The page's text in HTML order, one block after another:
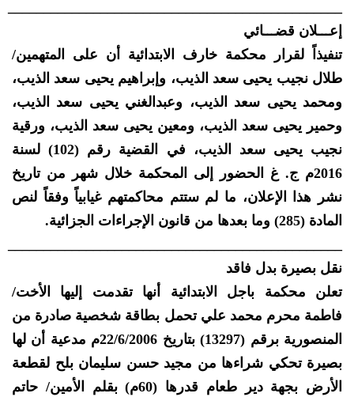
إعـــلان قضـــائي
تنفيذاً لقرار محكمة خارف الابتدائية أن على المتهمين/
طلال نجيب يحيى سعد الذيب، وإبراهيم يحيى سعد الذيب،
ومحمد يحيى سعد الذيب، وعبدالغني يحيى سعد الذيب،
وحمير يحيى سعد الذيب، ومعين يحيى سعد الذيب، ورقية
نجيب يحيى سعد الذيب، في القضية رقم (102) لسنة
2016م ج. غ الحضور إلى المحكمة خلال شهر من تاريخ
نشر هذا الإعلان، ما لم ستتم محاكمتهم غيابياً وفقاً لنص
المادة (285) وما بعدها من قانون الإجراءات الجزائية.
نقل بصيرة بدل فاقد
تعلن محكمة باجل الابتدائية أنها تقدمت إليها الأخت/
فاطمة محرم محمد علي تحمل بطاقة شخصية صادرة من
المنصورية برقم (13297) بتاريخ 22/6/2006م مدعية أن لها
بصيرة تحكي شراءها من مجيد حسن سليمان بلح لقطعة
الأرض بجهة دير طعام قدرها (60م) بقلم الأمين/ حاتم